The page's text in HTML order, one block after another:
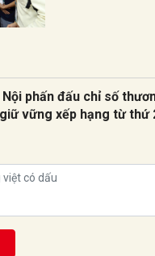
Nội phấn đấu chỉ số
vững xếp hạng từ thứ